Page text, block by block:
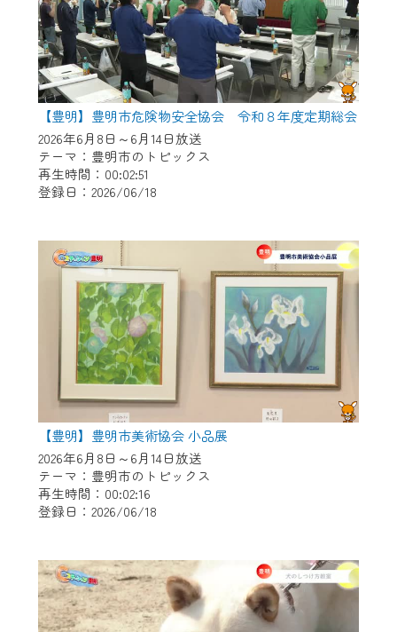
【豊明】豊明市危険物安全協会 令和８年度定期総会
2026年6月8日～6月14日放送
テーマ：豊明市のトピックス
再生時間：00:02:51
登録日：2026/06/18
【豊明】豊明市美術協会 小品展
2026年6月8日～6月14日放送
テーマ：豊明市のトピックス
再生時間：00:02:16
登録日：2026/06/18
ご不便をおかけいたしますが、ご了承の程
よろしくお願いいたします。